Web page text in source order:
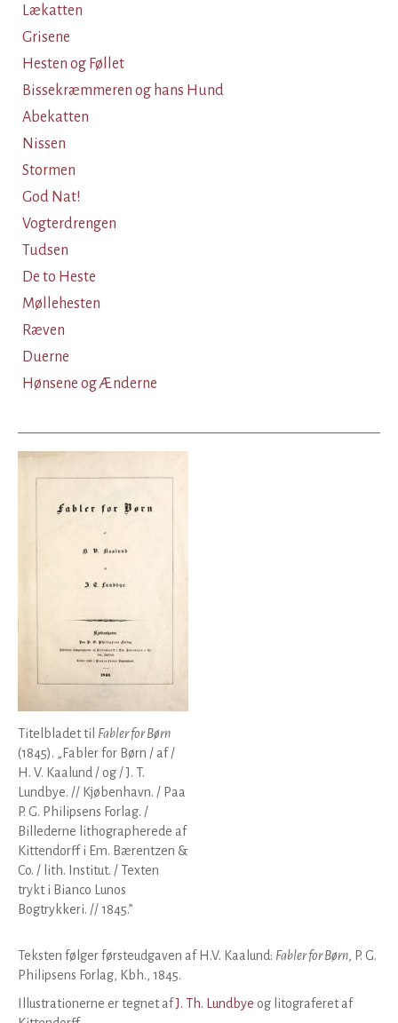
Lækatten
Grisene
Hesten og Føllet
Bissekræmmeren og hans Hund
Abekatten
Nissen
Stormen
God Nat!
Vogterdrengen
Tudsen
De to Heste
Møllehesten
Ræven
Duerne
Hønsene og Ænderne
Titelbladet til Fabler for Børn
(1845). „Fabler for Børn / af /
H. V. Kaalund / og / J. T.
Lundbye. // Kjøbenhavn. / Paa
P. G. Philipsens Forlag. /
Billederne lithographerede af
Kittendorff i Em. Bærentzen &
Co. / lith. Institut. / Texten
trykt i Bianco Lunos
Bogtrykkeri. // 1845.”
Teksten følger førsteudgaven af H.V. Kaalund: Fabler for Børn, P. G.
Philipsens Forlag, Kbh., 1845.
Illustrationerne er tegnet afJ. Th. Lundbye og litograferet af